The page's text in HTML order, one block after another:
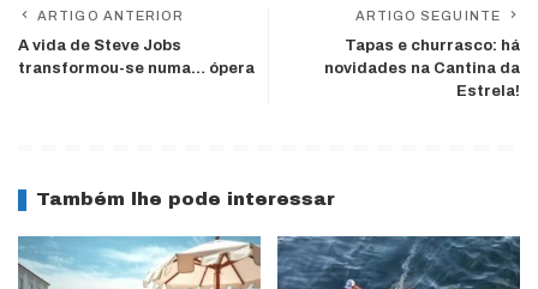
ARTIGO ANTERIOR
A vida de Steve Jobs
transformou-se numa… ópera
ARTIGO SEGUINTE
Tapas e churrasco: há
novidades na Cantina da
Estrela!
Também lhe pode interessar